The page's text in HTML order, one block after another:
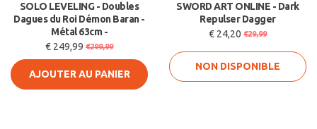
SOLO LEVELING - Doubles
Dagues du Roi Démon Baran -
Métal 63cm -
€ 249,99 €299,99
AJOUTER AU PANIER
SWORD ART ONLINE - Dark
Repulser Dagger
€ 24,20 €29,99
NON DISPONIBLE